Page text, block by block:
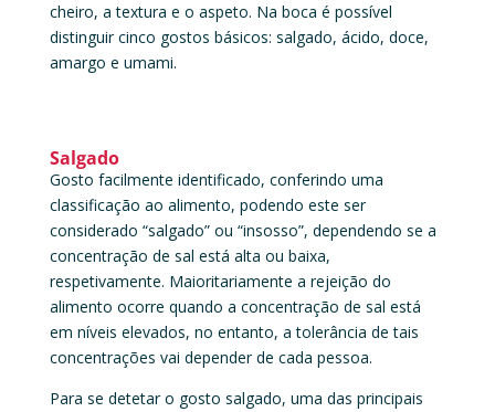
cheiro, a textura e o aspeto. Na boca é possível
distinguir cinco gostos básicos: salgado, ácido, doce,
amargo e umami.
Salgado
Gosto facilmente identificado, conferindo uma
classificação ao alimento, podendo este ser
considerado “salgado” ou “insosso”, dependendo se a
concentração de sal está alta ou baixa,
respetivamente. Maioritariamente a rejeição do
alimento ocorre quando a concentração de sal está
em níveis elevados, no entanto, a tolerância de tais
concentrações vai depender de cada pessoa.
Para se detetar o gosto salgado, uma das principais